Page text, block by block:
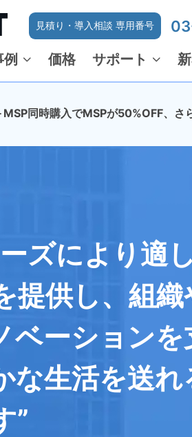
見積り・導入相談 専用番号
価格 サポート
同時購入でMSPが50%OFF、さ
ズにより適
提供し、組
ーションを
な生活を送れ
”